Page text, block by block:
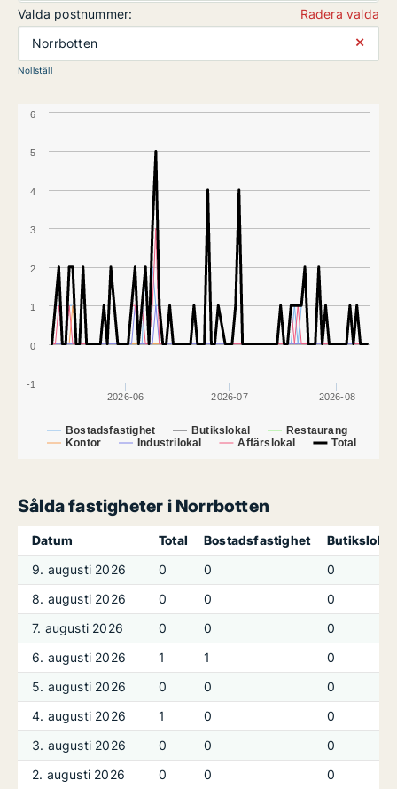
Valda postnummer:
Radera valda
Norrbotten
⨯
Nollställ
Bostadsfastighet Butikslokal
Restaurang
Kontor
Industrilokal Affärslokal Total
2026-06 2026-07 2026-08
-1
0
1
2
3
4
5
6
Sålda fastigheter i Norrbotten
Datum Total Bostadsfastighet
Butikslokal
9. augusti 2026
0 0
0
8. augusti 2026
0 0
0
7. augusti 2026
0 0
0
6. augusti 2026
1 1
0
5. augusti 2026
0 0
0
4. augusti 2026
1 0
0
3. augusti 2026
0 0
0
2. augusti 2026
0 0
0